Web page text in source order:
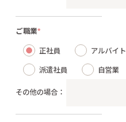
ご職業*
正社員
アルバイト
派遣社員
自営業
その他の場合：